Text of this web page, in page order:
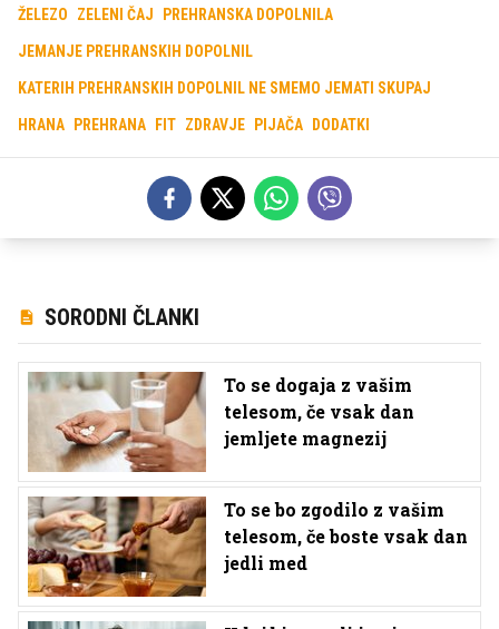
ŽELEZO ZELENI ČAJ PREHRANSKA DOPOLNILA
JEMANJE PREHRANSKIH DOPOLNIL
KATERIH PREHRANSKIH DOPOLNIL NE SMEMO JEMATI SKUPAJ
HRANA PREHRANA FIT ZDRAVJE PIJAČA DODATKI
SORODNI ČLANKI
To se dogaja z vašim
telesom, če vsak dan
jemljete magnezij
To se bo zgodilo z vašim
telesom, če boste vsak dan
jedli med